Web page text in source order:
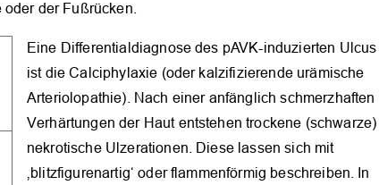
der Fußrücken.
Eine Differentialdiagnose des pAVK-induzierten Ulcus
ist die Calciphylaxie (oder kalzifizierende urämische
Arteriolopathie). Nach einer anfänglich schmerzhaften
Verhärtungen der Haut entstehen trockene (schwarze)
nekrotische Ulzerationen. Diese lassen sich mit
‚blitzfigurenartig‘ oder flammenförmig beschreiben. In